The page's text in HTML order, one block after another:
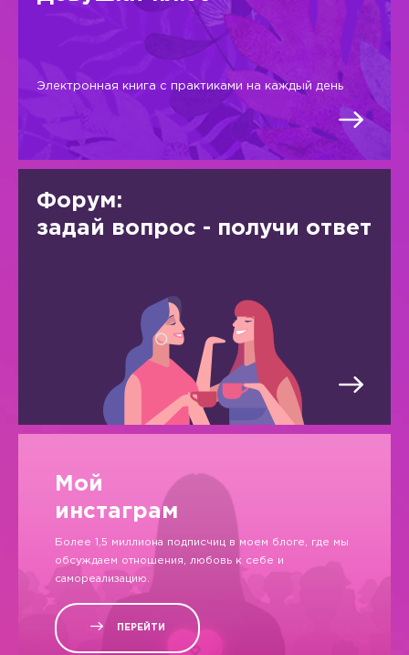
Электронная книга с практиками на каждый день
Форум:
задай вопрос - получи ответ
Мой
инстаграм
Более 1,5 миллиона подписчиц в моем блоге, где мы
обсуждаем отношения, любовь к себе и
самореализацию.
ПЕРЕЙТИ